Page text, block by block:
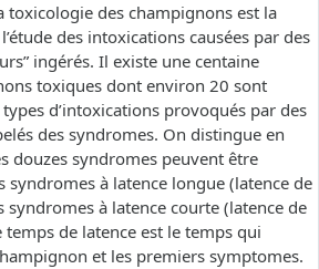
toxicologie des champignons est la
des intoxications causées par des
ingérés. Il existe une centaine
toxiques dont environ 20 sont
d’intoxications provoqués par des
des syndromes. On distingue en
douzes syndromes peuvent être
syndromes à latence longue (latence de
syndromes à latence courte (latence de
de latence est le temps qui
et les premiers symptomes.